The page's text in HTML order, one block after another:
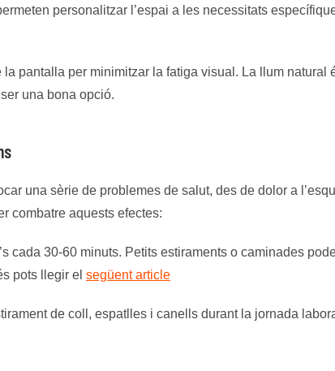
personalitzar l’espai a les necessitats
pantalla per minimitzar la fatiga visual. La llum natural
una bona opció.
una sèrie de problemes de salut, des de dolor a
combatre aquests efectes:
cada 30-60 minuts. Petits estiraments o caminades
pots llegir el següent article
de coll, espatlles i canells durant la jornada